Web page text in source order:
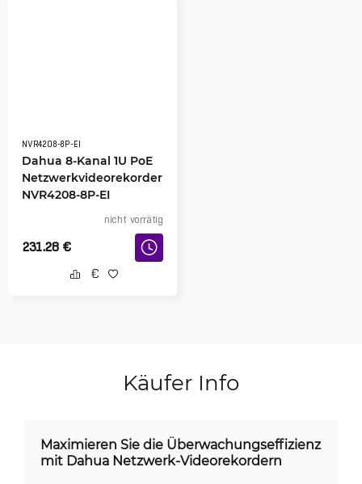
NVR4208-8P-EI
Dahua 8-Kanal 1U PoE
Netzwerkvideorekorder
NVR4208-8P-EI
nicht vorrätig
231.28 €
Käufer Info
Maximieren Sie die Überwachungseffizienz
mit Dahua Netzwerk-Videorekordern